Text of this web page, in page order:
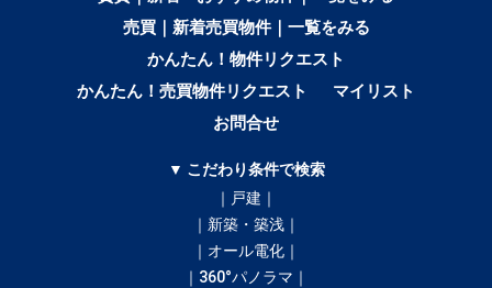
売買｜新着売買物件｜一覧をみる
かんたん！物件リクエスト
かんたん！売買物件リクエスト
マイリスト
お問合せ
▼ こだわり条件で検索
｜戸建｜
｜新築・築浅｜
｜オール電化｜
｜360°パノラマ｜